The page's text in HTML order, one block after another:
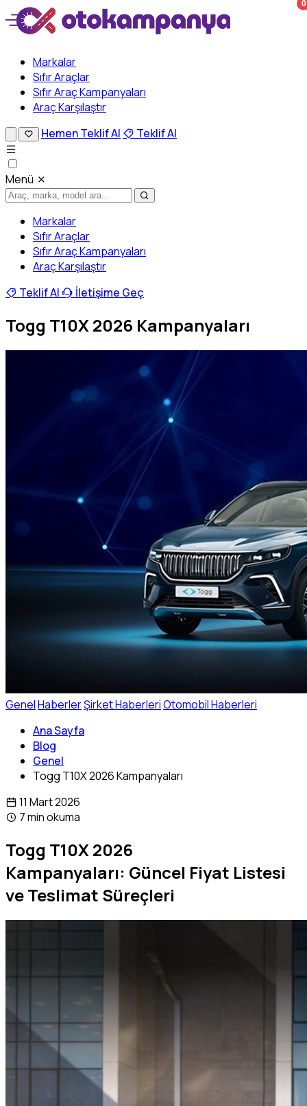
Markalar
Sıfır Araçlar
Sıfır Araç Kampanyaları
Araç Karşılaştır
0
Hemen Teklif Al Teklif Al
Menü
Markalar
Sıfır Araçlar
Sıfır Araç Kampanyaları
Araç Karşılaştır
Teklif Al
İletişime Geç
Togg T10X 2026 Kampanyaları
GenelHaberlerŞirket HaberleriOtomobil Haberleri
Ana Sayfa
Blog
Genel
Togg T10X 2026 Kampanyaları
11 Mart 2026
7 min okuma
Togg T10X 2026
Kampanyaları: Güncel Fiyat Listesi
ve Teslimat Süreçleri